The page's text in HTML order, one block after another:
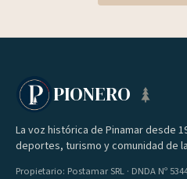
PIONERO
La voz histórica de Pinamar desde
deportes, turismo y comunidad de
Propietario: Postamar SRL · DNDA Nº